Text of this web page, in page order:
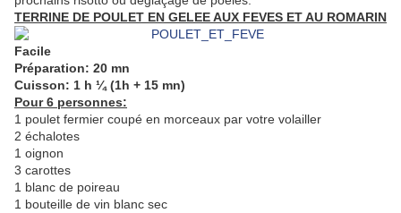
TERRINE DE POULET EN GELEE AUX FEVES ET AU ROMARIN
Facile
Préparation: 20 mn
Cuisson: 1 h ¼ (1h + 15 mn)
Pour 6 personnes:
1 poulet fermier coupé en morceaux par votre volailler
2 échalotes
1 oignon
3 carottes
1 blanc de poireau
1 bouteille de vin blanc sec